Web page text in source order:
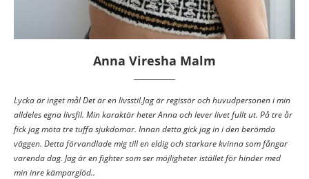
Anna Viresha Malm
Lycka är inget mål Det är en livsstil.Jag är regissör och huvudpersonen i min
alldeles egna livsfil. Min karaktär heter Anna och lever livet fullt ut. På tre år
fick jag möta tre tuffa sjukdomar. Innan detta gick jag in i den berömda
väggen. Detta förvandlade mig till en eldig och starkare kvinna som fångar
varenda dag. Jag är en fighter som ser möjligheter istället för hinder med
min inre kämparglöd..